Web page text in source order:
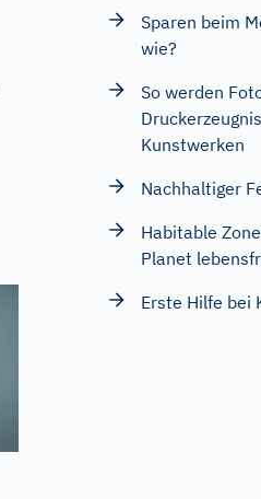
Sparen beim
wie?
So werden
Kunstwerken
Nachhaltiger
Habitable
Planet
Erste Hilfe bei